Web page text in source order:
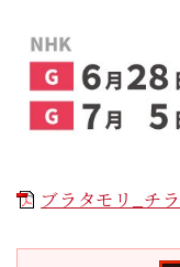
ブラタモリ_チ